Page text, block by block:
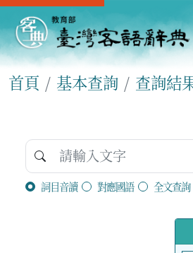
首頁 基本查詢 查詢結
詞目音讀 對應國語 全文查詢